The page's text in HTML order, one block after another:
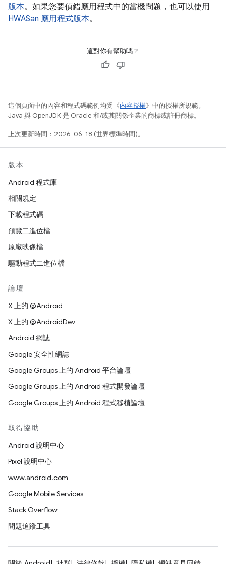
版本。如果您要偵錯應用程式中的當機問題，也可以使用
HWASan 應用程式版本。
這對你有幫助嗎？
這個頁面中的內容和程式碼範例均受《內容授權》中的授權所規範。
Java 與 OpenJDK 是 Oracle 和/或其關係企業的商標或註冊商標。
上次更新時間：2026-06-18 (世界標準時間)。
版本
Android 程式庫
相關規定
下載程式碼
預覽二進位檔
原廠映像檔
驅動程式二進位檔
論壇
X 上的 @Android
X 上的 @AndroidDev
Android 網誌
Google 安全性網誌
Google Groups 上的 Android 平台論壇
Google Groups 上的 Android 程式開發論壇
Google Groups 上的 Android 程式移植論壇
取得協助
Android 說明中心
Pixel 說明中心
www.android.com
Google Mobile Services
Stack Overflow
問題追蹤工具